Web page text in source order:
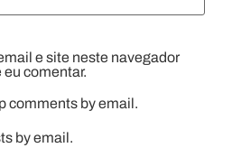
e site neste navegador
eu comentar.
comments by email.
by email.